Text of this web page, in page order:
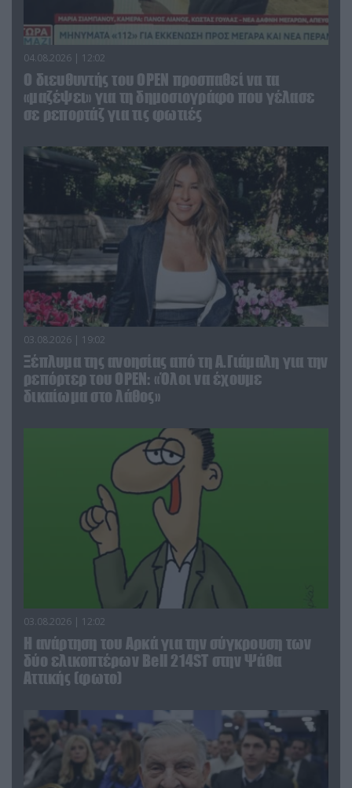
04.08.2026 | 12:02
O διευθυντής του OPEN προσπαθεί να τα
«μαζέψει» για τη δημοσιογράφο που γέλασε
σε ρεπορτάζ για τις φωτιές
03.08.2026 | 19:02
Ξέπλυμα της ανοησίας από τη Α.Γιάμαλη για την
ρεπόρτερ του ΟΡΕΝ: «Όλοι να έχουμε
δικαίωμα στο λάθος»
03.08.2026 | 12:02
Η ανάρτηση του Αρκά για την σύγκρουση των
δύο ελικοπτέρων Bell 214ST στην Ψάθα
Αττικής (φωτο)